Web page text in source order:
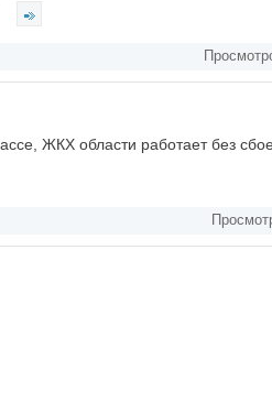
ЖКХ области работает без